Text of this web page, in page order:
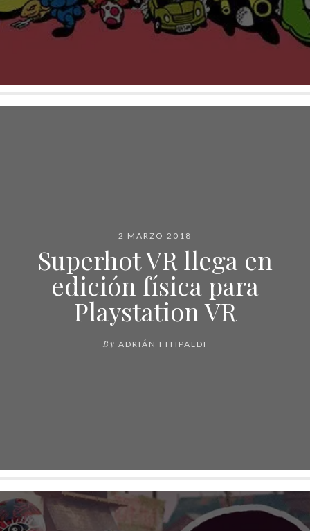
2 MARZO 2018
Superhot VR llega en
edición física para
Playstation VR
By ADRIÁN FITIPALDI